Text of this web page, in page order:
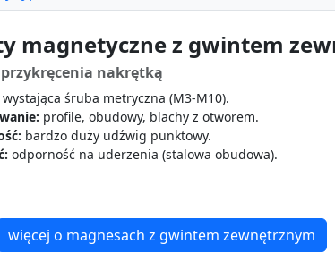
magnetyczne z gwintem
nakrętką
wystająca śruba metryczna (M3-M10).
profile, obudowy, blachy z otworem.
bardzo duży udźwig punktowy.
odporność na uderzenia (stalowa obudowa).
więcej o magnesach z gwintem zewnętrznym